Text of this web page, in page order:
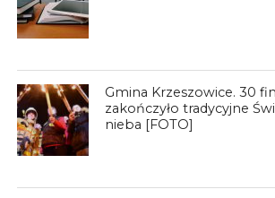
Gmina Krzeszowice. 30
zakończyło tradycyjne
nieba [FOTO]